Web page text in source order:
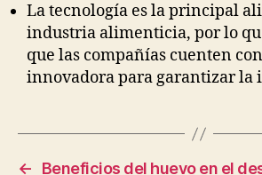
La tecnología es la principal
industria alimenticia, por lo
que las compañías cuenten
innovadora para garantizar la
←
Beneficios del huevo en el